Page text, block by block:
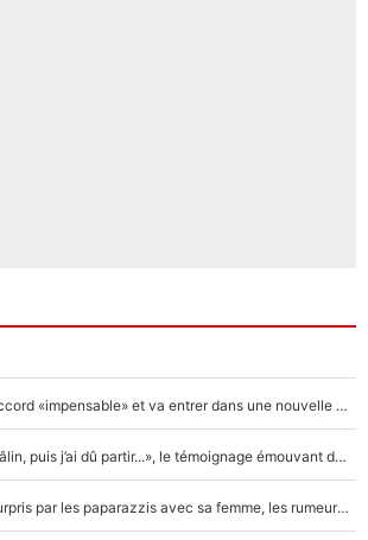
F1 - Alpine signe un accord «impensable» et va entrer dans une nouvelle dimension : Grande nouvelle pour Pierre Gasly !
F1 : « Je lui ai fait un câlin, puis j’ai dû partir...», le témoignage émouvant de Max Verstappen sur sa fille
F1 : Charles Leclerc surpris par les paparazzis avec sa femme, les rumeurs étaient vraies !